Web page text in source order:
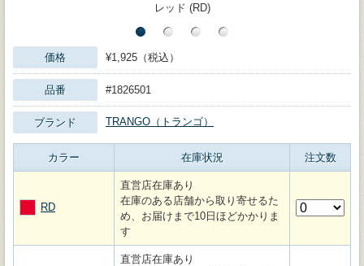
レッド (RD)
価格 ¥1,925（税込）
品番 #1826501
ブランド TRANGO（トランゴ）
カラー 在庫状況 注文数
RD
直営店在庫あり
在庫のある店舗から取り寄せるた
め、お届けまで10日ほどかかりま
す
直営店在庫あり